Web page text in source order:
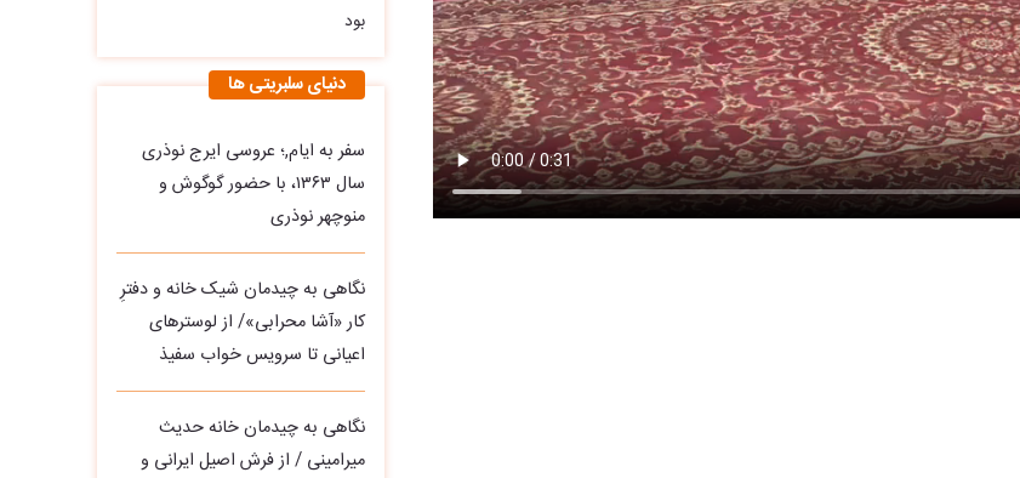
بود
دنیای سلبریتی ها
سفر به ایام,؛ عروسی ایرج نوذری
سال ۱۳۶۳، با حضور گوگوش و
منوچهر نوذری
نگاهی به چیدمان شیک خانه و دفترِ
کار «آشا محرابی»/ از لوسترهای
اعیانی تا سرویس خواب سفیذ
نگاهی به چیدمان خانه حدیث
میرامینی / از فرش اصیل ایرانی و